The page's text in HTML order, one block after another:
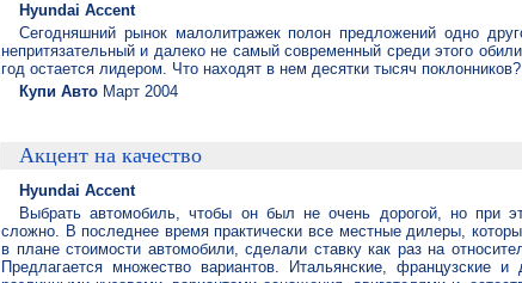
Hyundai Accent
Сегодняшний рынок малолитражек полон предложений одно
непритязательный и далеко не самый современный среди этого
год остается лидером. Что находят в нем десятки тысяч поклонников?
Купи Авто Март 2004
Акцент на качество
Hyundai Accent
Выбрать автомобиль, чтобы он был не очень дорогой, но при
сложно. В последнее время практически все местные дилеры,
в плане стоимости автомобили, сделали ставку как раз на
Предлагается множество вариантов. Итальянские, французские